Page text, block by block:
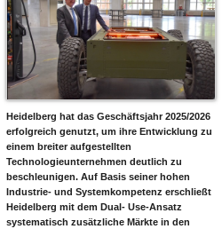
Heidelberg hat das Geschäftsjahr 2025/2026
erfolgreich genutzt, um ihre Entwicklung zu
einem breiter aufgestellten
Technologieunternehmen deutlich zu
beschleunigen. Auf Basis seiner hohen
Industrie- und Systemkompetenz erschließt
Heidelberg mit dem Dual- Use-Ansatz
systematisch zusätzliche Märkte in den